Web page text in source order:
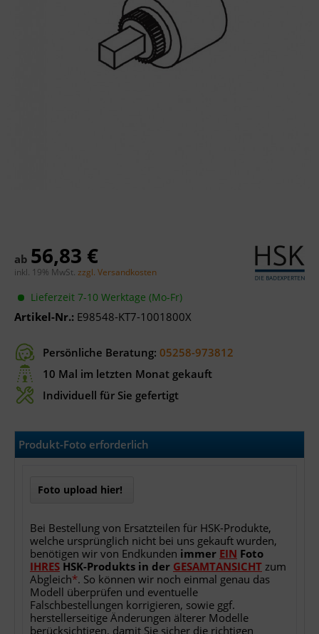
ab 56,83 €
inkl. 19% MwSt. zzgl. Versandkosten
Lieferzeit 7-10 Werktage (Mo-Fr)
Artikel-Nr.: E98548-KT7-1001800X
Persönliche Beratung: 05258-973812
10 Mal im letzten Monat gekauft
Individuell für Sie gefertigt
Produkt-Foto erforderlich
Foto upload hier!
Bei Bestellung von Ersatzteilen für HSK-Produkte,
welche ursprünglich nicht bei uns gekauft wurden,
benötigen wir von Endkunden immer EIN Foto
IHRES HSK-Produkts in der GESAMTANSICHT zum
Abgleich*. So können wir noch einmal genau das
Modell überprüfen und eventuelle
Falschbestellungen korrigieren, sowie ggf.
herstellerseitige Änderungen älterer Modelle
berücksichtigen, damit Sie sicher die richtigen